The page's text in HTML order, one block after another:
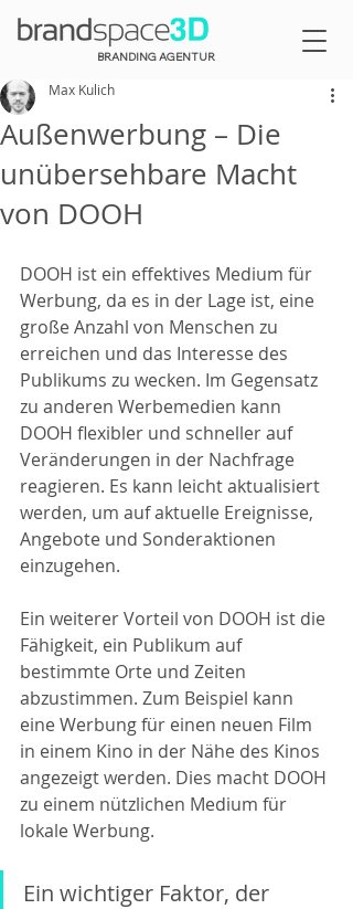
BRANDING AGENTUR
Außenwerbung – Die
unübersehbare Macht
von DOOH
Max Kulich
DOOH ist ein effektives Medium für
Werbung, da es in der Lage ist, eine
große Anzahl von Menschen zu
erreichen und das Interesse des
Publikums zu wecken. Im Gegensatz
zu anderen Werbemedien kann
DOOH flexibler und schneller auf
Veränderungen in der Nachfrage
reagieren. Es kann leicht aktualisiert
werden, um auf aktuelle Ereignisse,
Angebote und Sonderaktionen
einzugehen.
Ein weiterer Vorteil von DOOH ist die
Fähigkeit, ein Publikum auf
bestimmte Orte und Zeiten
abzustimmen. Zum Beispiel kann
eine Werbung für einen neuen Film
in einem Kino in der Nähe des Kinos
angezeigt werden. Dies macht DOOH
zu einem nützlichen Medium für
lokale Werbung.
Ein wichtiger Faktor, der